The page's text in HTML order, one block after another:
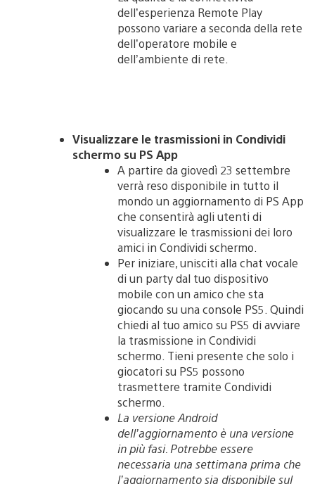
dell’esperienza Remote Play
possono variare a seconda della rete
dell’operatore mobile e
dell’ambiente di rete.
Visualizzare le trasmissioni in Condividi
schermo su PS App
A partire da giovedì 23 settembre
verrà reso disponibile in tutto il
mondo un aggiornamento di PS App
che consentirà agli utenti di
visualizzare le trasmissioni dei loro
amici in Condividi schermo.
Per iniziare, unisciti alla chat vocale
di un party dal tuo dispositivo
mobile con un amico che sta
giocando su una console PS5. Quindi
chiedi al tuo amico su PS5 di avviare
la trasmissione in Condividi
schermo. Tieni presente che solo i
giocatori su PS5 possono
trasmettere tramite Condividi
schermo.
La versione Android
dell’aggiornamento è una versione
in più fasi. Potrebbe essere
necessaria una settimana prima che
l’aggiornamento sia disponibile sul